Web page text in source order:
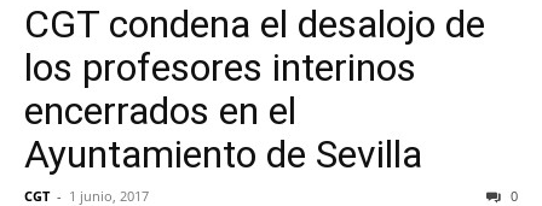
CGT condena el desalojo de
los profesores interinos
encerrados en el
Ayuntamiento de Sevilla
CGT - 1 junio, 2017 0